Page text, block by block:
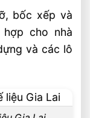
bốc xếp và
cho nhà
và các lô